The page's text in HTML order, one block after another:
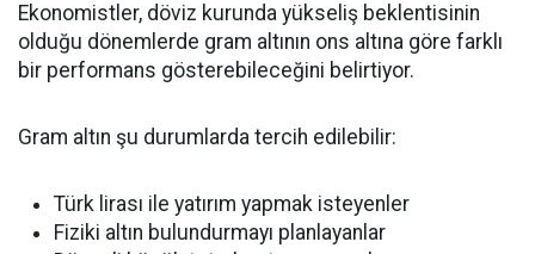
Ekonomistler, döviz kurunda yükseliş beklentisinin
olduğu dönemlerde gram altının ons altına göre farklı
bir performans gösterebileceğini belirtiyor.
Gram altın şu durumlarda tercih edilebilir:
Türk lirası ile yatırım yapmak isteyenler
Fiziki altın bulundurmayı planlayanlar